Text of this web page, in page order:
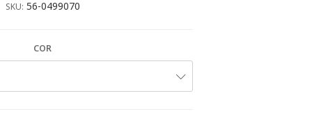
SKU: 56-0499070
COR